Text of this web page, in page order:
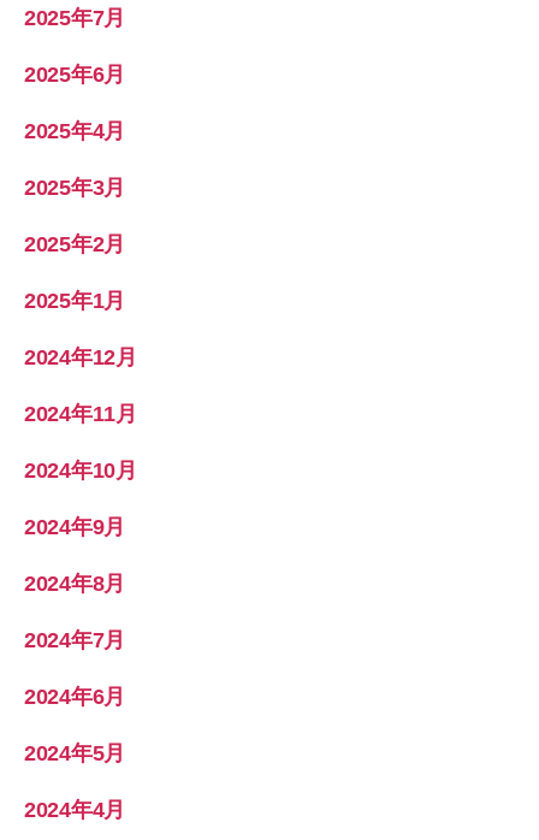
2025年7月
2025年6月
2025年4月
2025年3月
2025年2月
2025年1月
2024年12月
2024年11月
2024年10月
2024年9月
2024年8月
2024年7月
2024年6月
2024年5月
2024年4月